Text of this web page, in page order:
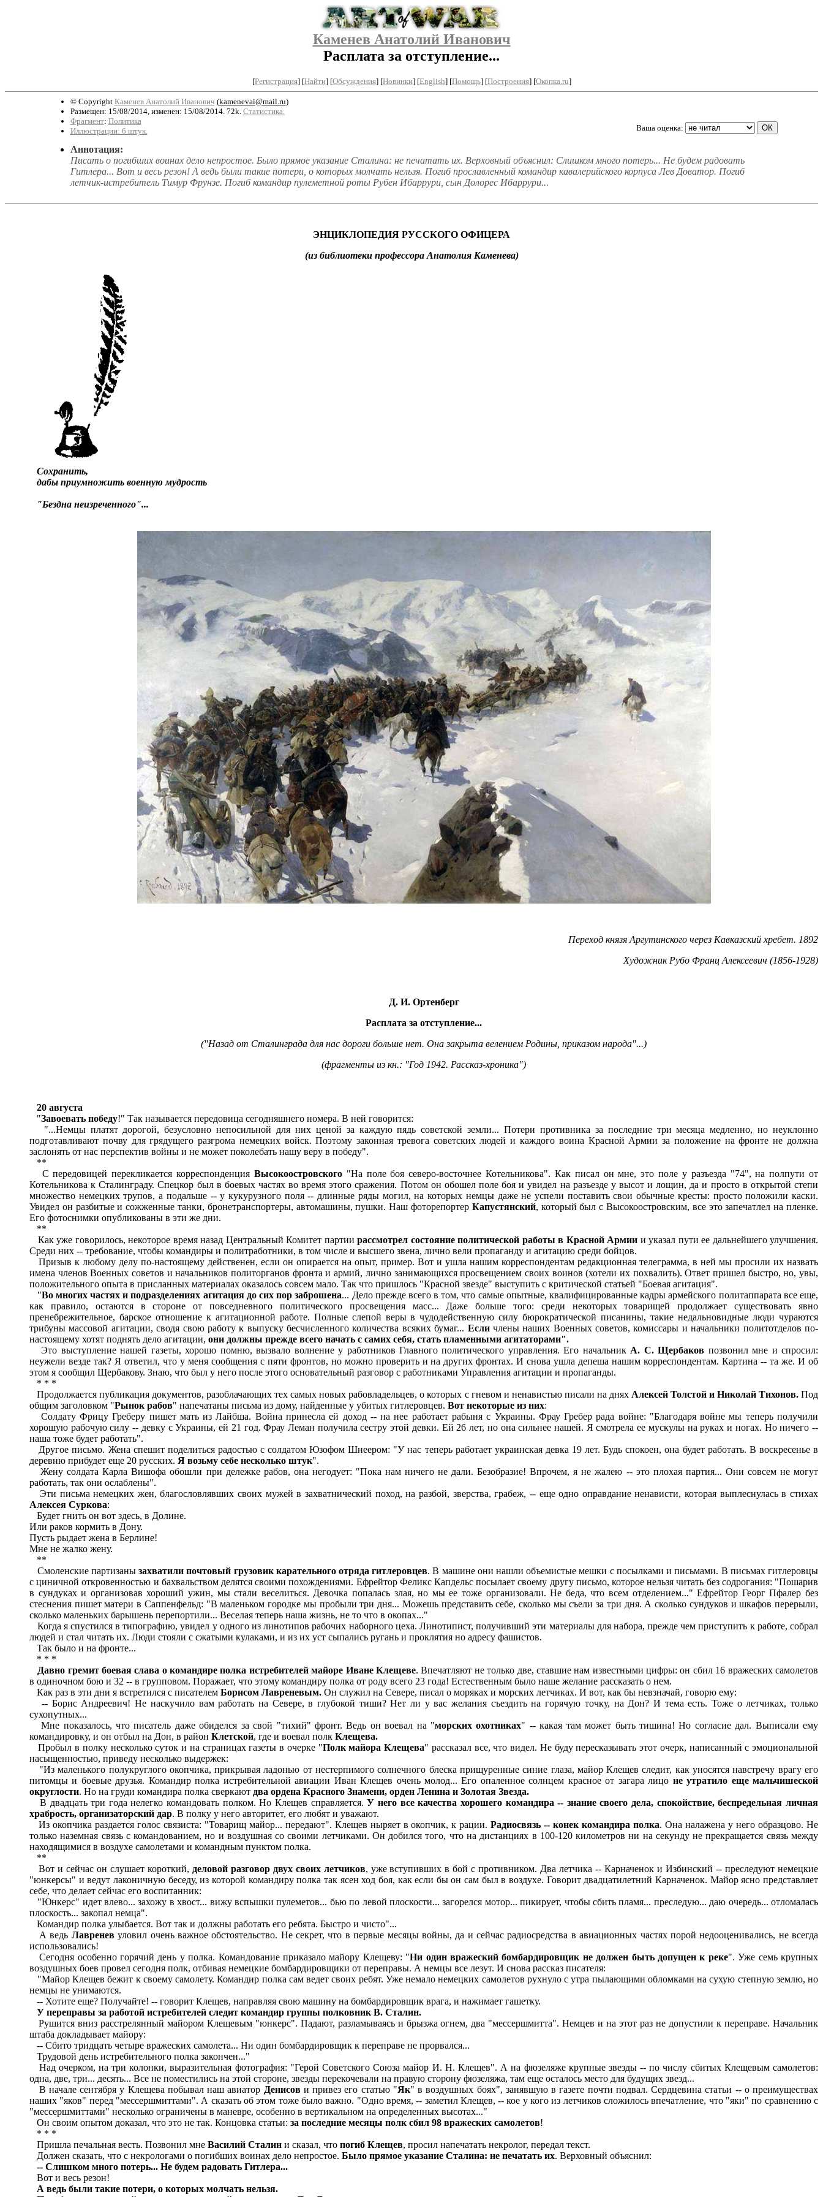
Каменев Анатолий Иванович
Расплата за отступление...
[Регистрация] [Найти] [Обсуждения] [Новинки] [English] [Помощь] [Построения] [Окопка.ru]
© Copyright Каменев Анатолий Иванович (kamenevai@mail.ru)
Размещен: 15/08/2014, изменен: 15/08/2014. 72k. Статистика.
Фрагмент: Политика
Иллюстрации: 6 штук.
Ваша оценка:
Аннотация:
Писать о погибших воинах дело непростое. Было прямое указание Сталина: не печатать их. Верховный объяснил: Слишком много потерь... Не будем радовать
Гитлера... Вот и весь резон! А ведь были такие потери, о которых молчать нельзя. Погиб прославленный командир кавалерийского корпуса Лев Доватор. Погиб
летчик-истребитель Тимур Фрунзе. Погиб командир пулеметной роты Рубен Ибаррури, сын Долорес Ибаррури...
ЭНЦИКЛОПЕДИЯ РУССКОГО ОФИЦЕРА
(из библиотеки профессора Анатолия Каменева)
Сохранить,
дабы приумножить военную мудрость
"Бездна неизреченного"...
Переход князя Аргутинского через Кавказский хребет. 1892
Художник Рубо Франц Алексеевич (1856-1928)
Д. И. Ортенберг
Расплата за отступление...
("Назад от Сталинграда для нас дороги больше нет. Она закрыта велением Родины, приказом народа"...)
(фрагменты из кн.: "Год 1942. Рассказ-хроника")
20 августа
"Завоевать победу!" Так называется передовица сегодняшнего номера. В ней говорится:
"...Немцы платят дорогой, безусловно непосильной для них ценой за каждую пядь советской земли... Потери противника за последние три месяца медленно, но неуклонно
подготавливают почву для грядущего разгрома немецких войск. Поэтому законная тревога советских людей и каждого воина Красной Армии за положение на фронте не должна
заслонять от нас перспектив войны и не может поколебать нашу веру в победу".
**
С передовицей перекликается корреспонденция Высокоостровского"На поле боя северо-восточнее Котельникова". Как писал он мне, это поле у разъезда "74", на полпути от
Котельникова к Сталинграду. Спецкор был в боевых частях во время этого сражения. Потом он обошел поле боя и увидел на разъезде у высот и лощин, да и просто в открытой степи
множество немецких трупов, а подальше -- у кукурузного поля -- длинные ряды могил, на которых немцы даже не успели поставить свои обычные кресты: просто положили каски.
Увидел он разбитые и сожженные танки, бронетранспортеры, автомашины, пушки. Наш фоторепортер Капустянский, который был с Высокоостровским, все это запечатлел на пленке.
Его фотоснимки опубликованы в эти же дни.
**
Как уже говорилось, некоторое время назад Центральный Комитет партии рассмотрел состояние политической работы в Красной Армии и указал пути ее дальнейшего улучшения.
Среди них -- требование, чтобы командиры и политработники, в том числе и высшего звена, лично вели пропаганду и агитацию среди бойцов.
Призыв к любому делу по-настоящему действенен, если он опирается на опыт, пример. Вот и ушла нашим корреспондентам редакционная телеграмма, в ней мы просили их назвать
имена членов Военных советов и начальников политорганов фронта и армий, лично занимающихся просвещением своих воинов (хотели их похвалить). Ответ пришел быстро, но, увы,
положительного опыта в присланных материалах оказалось совсем мало. Так что пришлось "Красной звезде" выступить с критической статьей "Боевая агитация".
"Во многих частях и подразделениях агитация до сих пор заброшена... Дело прежде всего в том, что самые опытные, квалифицированные кадры армейского политаппарата все еще,
как правило, остаются в стороне от повседневного политического просвещения масс... Даже больше того: среди некоторых товарищей продолжает существовать явно
пренебрежительное, барское отношение к агитационной работе. Полные слепой веры в чудодейственную силу бюрократической писанины, такие недальновидные люди чураются
трибуны массовой агитации, сводя свою работу к выпуску бесчисленного количества всяких бумаг... Есличлены наших Военных советов, комиссары и начальники политотделов по-
настоящему хотят поднять дело агитации, они должны прежде всего начать с самих себя, стать пламенными агитаторами".
Это выступление нашей газеты, хорошо помню, вызвало волнение у работников Главного политического управления. Его начальник А. С. Щербаков позвонил мне и спросил:
неужели везде так? Я ответил, что у меня сообщения с пяти фронтов, но можно проверить и на других фронтах. И снова ушла депеша нашим корреспондентам. Картина -- та же. И об
этом я сообщил Щербакову. Знаю, что был у него после этого основательный разговор с работниками Управления агитации и пропаганды.
* * *
Продолжается публикация документов, разоблачающих тех самых новых рабовладельцев, о которых с гневом и ненавистью писали на днях Алексей Толстой и Николай Тихонов.Под
общим заголовком "Рынок рабов" напечатаны письма из дому, найденные у убитых гитлеровцев. Вот некоторые из них:
Солдату Фрицу Греберу пишет мать из Лайбша. Война принесла ей доход -- на нее работает рабыня с Украины. Фрау Гребер рада войне: "Благодаря войне мы теперь получили
хорошую рабочую силу -- девку с Украины, ей 21 год. Фрау Леман получила сестру этой девки. Ей 26 лет, но она сильнее нашей. Я смотрела ее мускулы на руках и ногах. Но ничего --
наша тоже будет работать".
Другое письмо. Жена спешит поделиться радостью с солдатом Юзофом Шнеером: "У нас теперь работает украинская девка 19 лет. Будь спокоен, она будет работать. В воскресенье в
деревню прибудет еще 20 русских. Я возьму себе несколько штук".
Жену солдата Карла Вишофа обошли при дележке рабов, она негодует: "Пока нам ничего не дали. Безобразие! Впрочем, я не жалею -- это плохая партия... Они совсем не могут
работать, так они ослаблены".
Эти письма немецких жен, благословлявших своих мужей в захватнический поход, на разбой, зверства, грабеж, -- еще одно оправдание ненависти, которая выплеснулась в стихах
Алексея Суркова:
Будет гнить он вот здесь, в Долине.
Или раков кормить в Дону.
Пусть рыдает жена в Берлине!
Мне не жалко жену.
**
Смоленские партизанызахватили почтовый грузовик карательного отряда гитлеровцев. В машине они нашли объемистые мешки с посылками и письмами. В письмах гитлеровцы
с циничной откровенностью и бахвальством делятся своими похождениями. Ефрейтор Феликс Капдельс посылает своему другу письмо, которое нельзя читать без содрогания: "Пошарив
в сундуках и организовав хороший ужин, мы стали веселиться. Девочка попалась злая, но мы ее тоже организовали. Не беда, что всем отделением..." Ефрейтор Георг Пфалер без
стеснения пишет матери в Саппенфельд: "В маленьком городке мы пробыли три дня... Можешь представить себе, сколько мы съели за три дня. А сколько сундуков и шкафов перерыли,
сколько маленьких барышень перепортили... Веселая теперь наша жизнь, не то что в окопах..."
Когда я спустился в типографию, увидел у одного из линотипов рабочих наборного цеха. Линотипист, получивший эти материалы для набора, прежде чем приступить к работе, собрал
людей и стал читать их. Люди стояли с сжатыми кулаками, и из их уст сыпались ругань и проклятия но адресу фашистов.
Так было и на фронте...
* * *
Давно гремит боевая слава о командире полка истребителей майоре Иване Клещеве. Впечатляют не только две, ставшие нам известными цифры: он сбил 16 вражеских самолетов
в одиночном бою и 32 -- в групповом. Поражает, что этому командиру полка от роду всего 23 года! Естественным было наше желание рассказать о нем.
Как раз в эти дни я встретился с писателем Борисом Лавреневым. Он служил на Севере, писал о моряках и морских летчиках. И вот, как бы невзначай, говорю ему:
-- Борис Андреевич! Не наскучило вам работать на Севере, в глубокой тиши? Нет ли у вас желания съездить на горячую точку, на Дон? И тема есть. Тоже о летчиках, только
сухопутных...
Мне показалось, что писатель даже обиделся за свой "тихий" фронт. Ведь он воевал на "морских охотниках" -- какая там может быть тишина! Но согласие дал. Выписали ему
командировку, и он отбыл на Дон, в район Клетской, где и воевал полк Клещева.
Пробыл в полку несколько суток и на страницах газеты в очерке "Полк майора Клещева" рассказал все, что видел. Не буду пересказывать этот очерк, написанный с эмоциональной
насыщенностью, приведу несколько выдержек:
"Из маленького полукруглого окопчика, прикрывая ладонью от нестерпимого солнечного блеска прищуренные синие глаза, майор Клещев следит, как уносятся навстречу врагу его
питомцы и боевые друзья. Командир полка истребительной авиации Иван Клещев очень молод... Его опаленное солнцем красное от загара лицо не утратило еще мальчишеской
округлости. Но на груди командира полка сверкают два ордена Красного Знамени, орден Ленина и Золотая Звезда.
В двадцать три года нелегко командовать полком. Но Клещев справляется.У него все качества хорошего командира -- знание своего дела, спокойствие, беспредельная личная
храбрость, организаторский дар. В полку у него авторитет, его любят и уважают.
Из окопчика раздается голос связиста: "Товарищ майор... передают". Клещев ныряет в окопчик, к рации.Радиосвязь -- конек командира полка. Она налажена у него образцово. Не
только наземная связь с командованием, но и воздушная со своими летчиками. Он добился того, что на дистанциях в 100-120 километров ни на секунду не прекращается связь между
находящимися в воздухе самолетами и командным пунктом полка.
**
Вот и сейчас он слушает короткий, деловой разговор двух своих летчиков, уже вступивших в бой с противником. Два летчика -- Карначенок и Избинский -- преследуют немецкие
"юнкерсы" и ведут лаконичную беседу, из которой командиру полка так ясен ход боя, как если бы он сам был в воздухе. Говорит двадцатилетний Карначенок. Майор ясно представляет
себе, что делает сейчас его воспитанник:
"Юнкерс" идет влево... захожу в хвост... вижу вспышки пулеметов... бью по левой плоскости... загорелся мотор... пикирует, чтобы сбить пламя... преследую... даю очередь... отломалась
плоскость... закопал немца".
Командир полка улыбается. Вот так и должны работать его ребята. Быстро и чисто"...
А ведь Лавреневуловил очень важное обстоятельство. Не секрет, что в первые месяцы войны, да и сейчас радиосредства в авиационных частях порой недооценивались, не всегда
использовались!
Сегодня особенно горячий день у полка. Командование приказало майору Клещеву: "Ни один вражеский бомбардировщик не должен быть допущен к реке". Уже семь крупных
воздушных боев провел сегодня полк, отбивая немецкие бомбардировщики от переправы. А немцы все лезут. И снова рассказ писателя:
"Майор Клещев бежит к своему самолету. Командир полка сам ведет своих ребят. Уже немало немецких самолетов рухнуло с утра пылающими обломками на сухую степную землю, но
немцы не унимаются.
-- Хотите еще? Получайте! -- говорит Клещев, направляя свою машину на бомбардировщик врага, и нажимает гашетку.
У переправы за работой истребителей следит командир группы полковник В. Сталин.
Рушится вниз расстрелянный майором Клещевым "юнкерс". Падают, разламываясь и брызжа огнем, два "мессершмитта". Немцев и на этот раз не допустили к переправе. Начальник
штаба докладывает майору:
-- Сбито тридцать четыре вражеских самолета... Ни один бомбардировщик к переправе не прорвался...
Трудовой день истребительного полка закончен..."
Над очерком, на три колонки, выразительная фотография: "Герой Советского Союза майор И. Н. Клещев". А на фюзеляже крупные звезды -- по числу сбитых Клещевым самолетов:
одна, две, три... десять... Все не поместились на этой стороне, звезды перекочевали на правую сторону фюзеляжа, там еще осталось место для будущих звезд...
В начале сентября у Клещева побывал наш авиатор Денисов и привез его статью "Як" в воздушных боях", занявшую в газете почти подвал. Сердцевина статьи -- о преимуществах
наших "яков" перед "мессершмиттами". А сказать об этом тоже было важно. "Одно время, -- заметил Клещев, -- кое у кого из летчиков сложилось впечатление, что "яки" по сравнению с
"мессершмиттами" несколько ограничены в маневре, особенно в вертикальном на определенных высотах..."
Он своим опытом доказал, что это не так. Концовка статьи: за последние месяцы полк сбил 98 вражеских самолетов!
* * *
Пришла печальная весть. Позвонил мне Василий Сталин и сказал, что погиб Клещев, просил напечатать некролог, передал текст.
Должен сказать, что с некрологами о погибших воинах дело непростое. Было прямое указание Сталина: не печатать их. Верховный объяснил:
-- Слишком много потерь... Не будем радовать Гитлера...
Вот и весь резон!
А ведь были такие потери, о которых молчать нельзя.